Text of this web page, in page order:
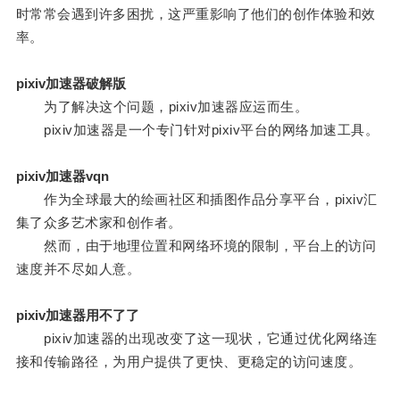
时常常会遇到许多困扰，这严重影响了他们的创作体验和效
率。
pixiv加速器破解版
为了解决这个问题，pixiv加速器应运而生。
pixiv加速器是一个专门针对pixiv平台的网络加速工具。
pixiv加速器vqn
作为全球最大的绘画社区和插图作品分享平台，pixiv汇
集了众多艺术家和创作者。
然而，由于地理位置和网络环境的限制，平台上的访问
速度并不尽如人意。
pixiv加速器用不了了
pixiv加速器的出现改变了这一现状，它通过优化网络连
接和传输路径，为用户提供了更快、更稳定的访问速度。